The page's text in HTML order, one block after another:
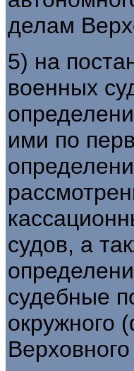
делам
5) на
военных
ими по
судов, а
судебные
окружного